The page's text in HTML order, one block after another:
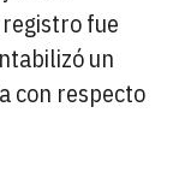
fue
un
con respecto